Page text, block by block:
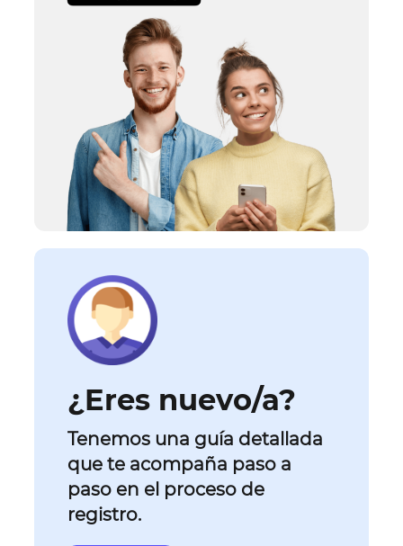
¿Eres nuevo/a?
Tenemos una guía detallada
que te acompaña paso a
paso en el proceso de
registro.